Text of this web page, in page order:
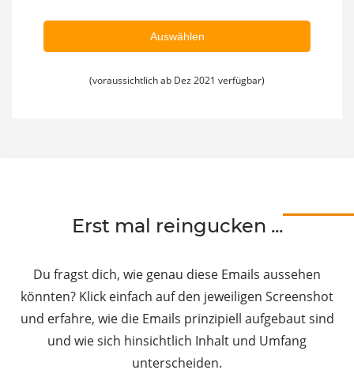
Auswählen
(voraussichtlich ab Dez 2021 verfügbar)
Erst mal reingucken ...
Du fragst dich, wie genau diese Emails aussehen
könnten? Klick einfach auf den jeweiligen Screenshot
und erfahre, wie die Emails prinzipiell aufgebaut sind
und wie sich hinsichtlich Inhalt und Umfang
unterscheiden.